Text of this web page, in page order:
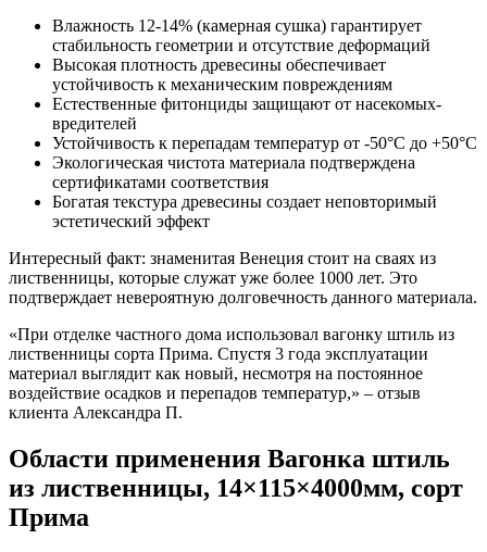
Влажность 12-14% (камерная сушка) гарантирует
стабильность геометрии и отсутствие деформаций
Высокая плотность древесины обеспечивает
устойчивость к механическим повреждениям
Естественные фитонциды защищают от насекомых-
вредителей
Устойчивость к перепадам температур от -50°C до +50°C
Экологическая чистота материала подтверждена
сертификатами соответствия
Богатая текстура древесины создает неповторимый
эстетический эффект
Интересный факт: знаменитая Венеция стоит на сваях из
лиственницы, которые служат уже более 1000 лет. Это
подтверждает невероятную долговечность данного материала.
«При отделке частного дома использовал вагонку штиль из
лиственницы сорта Прима. Спустя 3 года эксплуатации
материал выглядит как новый, несмотря на постоянное
воздействие осадков и перепадов температур,» – отзыв
клиента Александра П.
Области применения Вагонка штиль
из лиственницы, 14×115×4000мм, сорт
Прима